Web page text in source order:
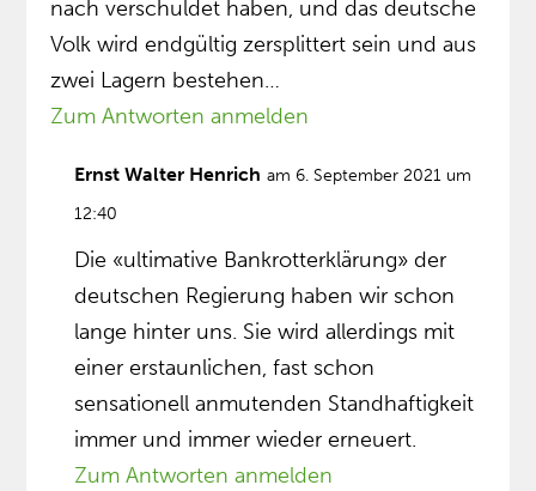
nach verschuldet haben, und das deutsche
Volk wird endgültig zersplittert sein und aus
zwei Lagern bestehen…
Zum Antworten anmelden
Ernst Walter Henrich am 6. September 2021 um
12:40
Die «ultimative Bankrotterklärung» der
deutschen Regierung haben wir schon
lange hinter uns. Sie wird allerdings mit
einer erstaunlichen, fast schon
sensationell anmutenden Standhaftigkeit
immer und immer wieder erneuert.
Zum Antworten anmelden